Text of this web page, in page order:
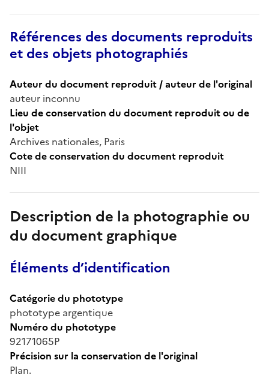
Références des documents reproduits
et des objets photographiés
Auteur du document reproduit / auteur de l'original
auteur inconnu
Lieu de conservation du document reproduit ou de
l'objet
Archives nationales, Paris
Cote de conservation du document reproduit
NIII
Description de la photographie ou
du document graphique
Éléments d’identification
Catégorie du phototype
phototype argentique
Numéro du phototype
92171065P
Précision sur la conservation de l'original
Plan.